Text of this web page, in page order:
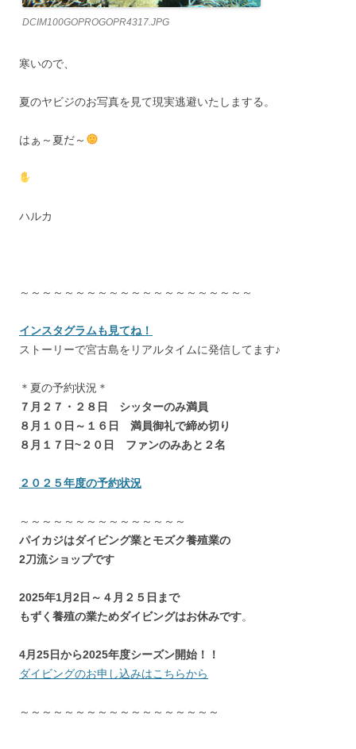
DCIM100GOPROGOPR4317.JPG
寒いので、
夏のヤビジのお写真を見て現実逃避いたしまする。
はぁ～夏だ～
ハルカ
～～～～～～～～～～～～～～～～～～～～～
インスタグラムも見てね！
ストーリーで宮古島をリアルタイムに発信してます♪
＊夏の予約状況＊
７月２７・２８日 シッターのみ満員
８月１０日～１６日 満員御礼で締め切り
８月１７日~２０日 ファンのみあと２名
２０２５年度の予約状況
～～～～～～～～～～～～～～～
パイカジはダイビング業とモズク養殖業の
2刀流ショップです
2025年1月2日～４月２５日まで
もずく養殖の業ためダイビングはお休みです。
4月25日から2025年度シーズン開始！！
ダイビングのお申し込みはこちらから
～～～～～～～～～～～～～～～～～～